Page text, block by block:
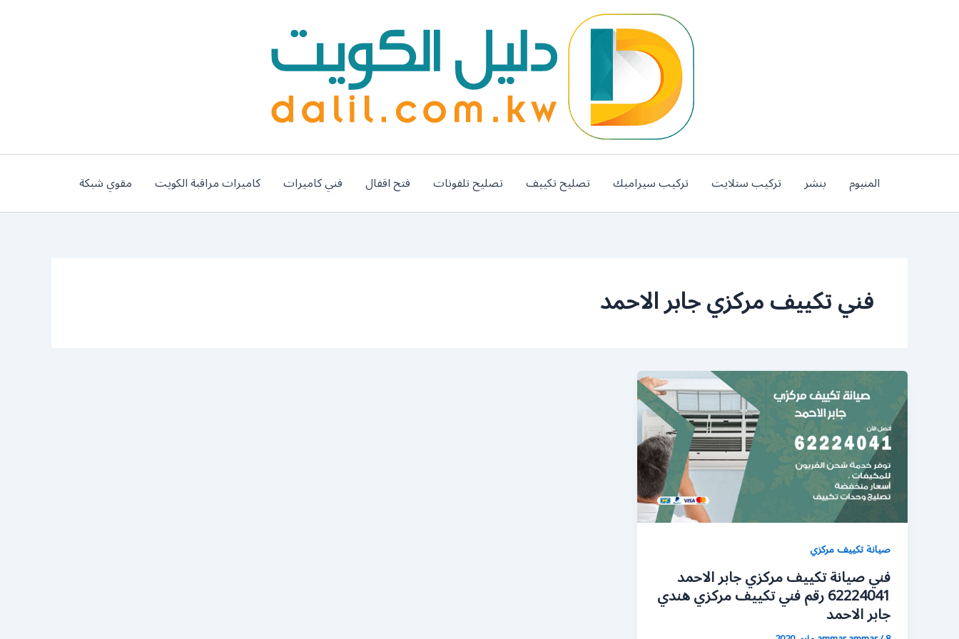
المنيوم بنشر تركيب ستلايت تركيب سيراميك تصليح تكييف تصليح تلفونات فتح اقفال فني كاميرات كاميرات مراقبة الكويت مقوي شبكة
فني تكييف مركزي جابر الاحمد
صيانة تكييف مركزي
فني صيانة تكييف مركزي جابر الاحمد
62224041 رقم فني تكييف مركزي هندي
جابر الاحمد